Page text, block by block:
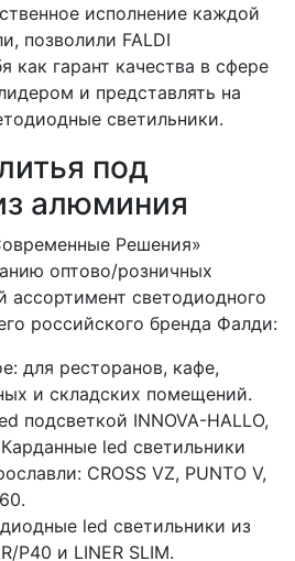
исполнение каждой
позволили FALDI
как гарант качества в сфере
и представлять на
светильники.
под
алюминия
Решения»
оптово/розничных
ассортимент светодиодного
российского бренда Фалди:
для ресторанов, кафе,
и складских помещений.
подсветкой INNOVA-HALLO,
Карданные led светильники
CROSS VZ, PUNTO V,
led светильники из
P40 и LINER SLIM.